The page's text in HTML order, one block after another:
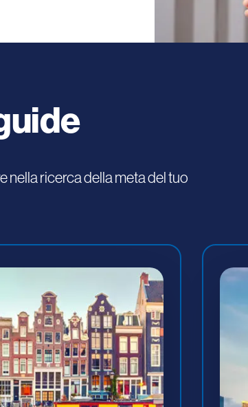
nella ricerca della meta del tuo